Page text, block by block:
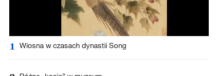
1 Wiosna w czasach dynastii Song